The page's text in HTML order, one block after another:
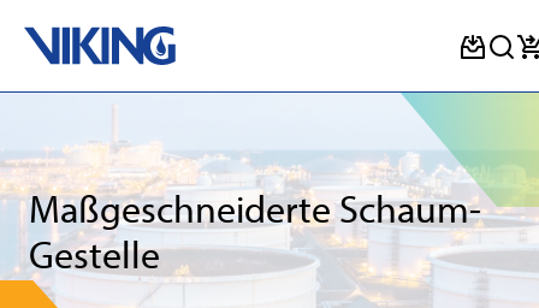
content
Maßgeschneiderte Schaum-
Gestelle